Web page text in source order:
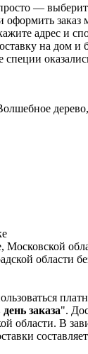
—
оформить
адрес и
на дом и
специи
Московской
области
заказа".
области. В